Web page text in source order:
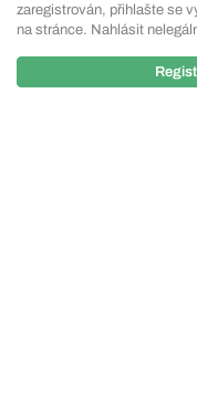
zaregistrován, přihlašte se
na stránce. Nahlásit